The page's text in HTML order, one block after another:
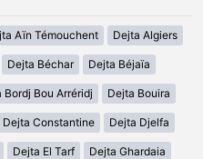
Aïn Témouchent Dejta Algiers
Dejta Béchar Dejta Béjaïa
Bordj Bou Arréridj Dejta Bouira
Dejta Constantine Dejta Djelfa
Dejta El Tarf Dejta Ghardaia